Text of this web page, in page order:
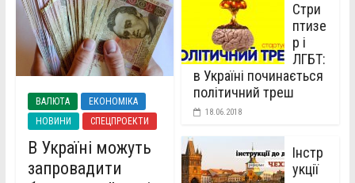
ВАЛЮТА
ЕКОНОМІКА
НОВИНИ
СПЕЦПРОЕКТИ
В Україні можуть
запровадити
Стри
птизе
р і
ЛГБТ:
в Україні починається
політичний треш
18.06.2018
Інстр
укції